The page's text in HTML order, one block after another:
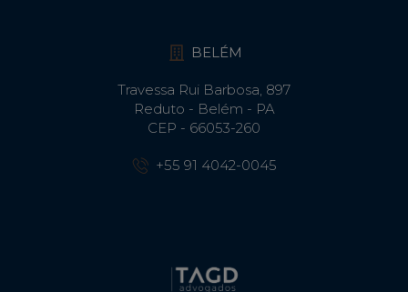
BELÉM
Travessa Rui Barbosa, 897
Reduto - Belém - PA
CEP - 66053-260
+55 91 4042-0045